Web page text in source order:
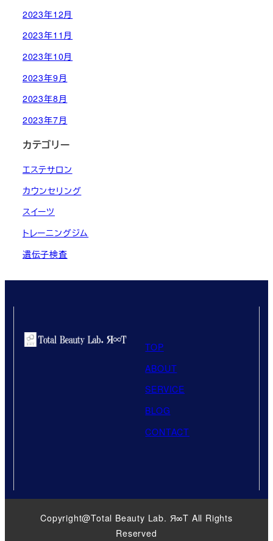
2023年12月
2023年11月
2023年10月
2023年9月
2023年8月
2023年7月
カテゴリー
エステサロン
カウンセリング
スイーツ
トレーニングジム
遺伝子検査
TOP
ABOUT
SERVICE
BLOG
CONTACT
Copyright@Total Beauty Lab. Я∞T All Rights
Reserved